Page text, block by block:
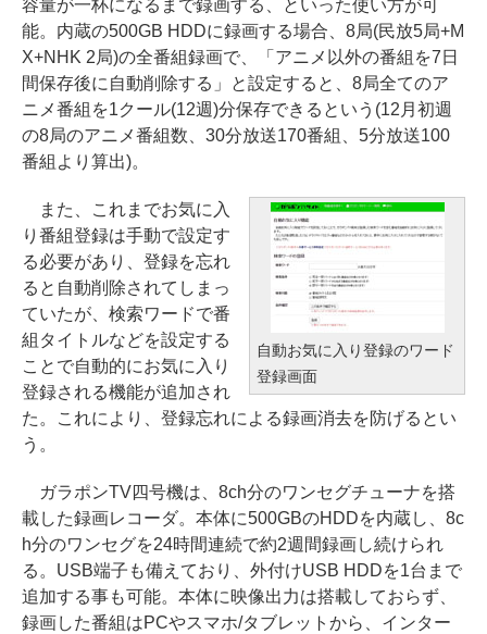
容量が一杯になるまで録画する、といった使い方が可
能。内蔵の500GB HDDに録画する場合、8局(民放5局+M
X+NHK 2局)の全番組録画で、「アニメ以外の番組を7日
間保存後に自動削除する」と設定すると、8局全てのア
ニメ番組を1クール(12週)分保存できるという(12月初週
の8局のアニメ番組数、30分放送170番組、5分放送100
番組より算出)。
自動お気に入り登録のワード
登録画面
また、これまでお気に入
り番組登録は手動で設定す
る必要があり、登録を忘れ
ると自動削除されてしまっ
ていたが、検索ワードで番
組タイトルなどを設定する
ことで自動的にお気に入り
登録される機能が追加され
た。これにより、登録忘れによる録画消去を防げるとい
う。
ガラポンTV四号機は、8ch分のワンセグチューナを搭
載した録画レコーダ。本体に500GBのHDDを内蔵し、8c
h分のワンセグを24時間連続で約2週間録画し続けられ
る。USB端子も備えており、外付けUSB HDDを1台まで
追加する事も可能。本体に映像出力は搭載しておらず、
録画した番組はPCやスマホ/タブレットから、インター